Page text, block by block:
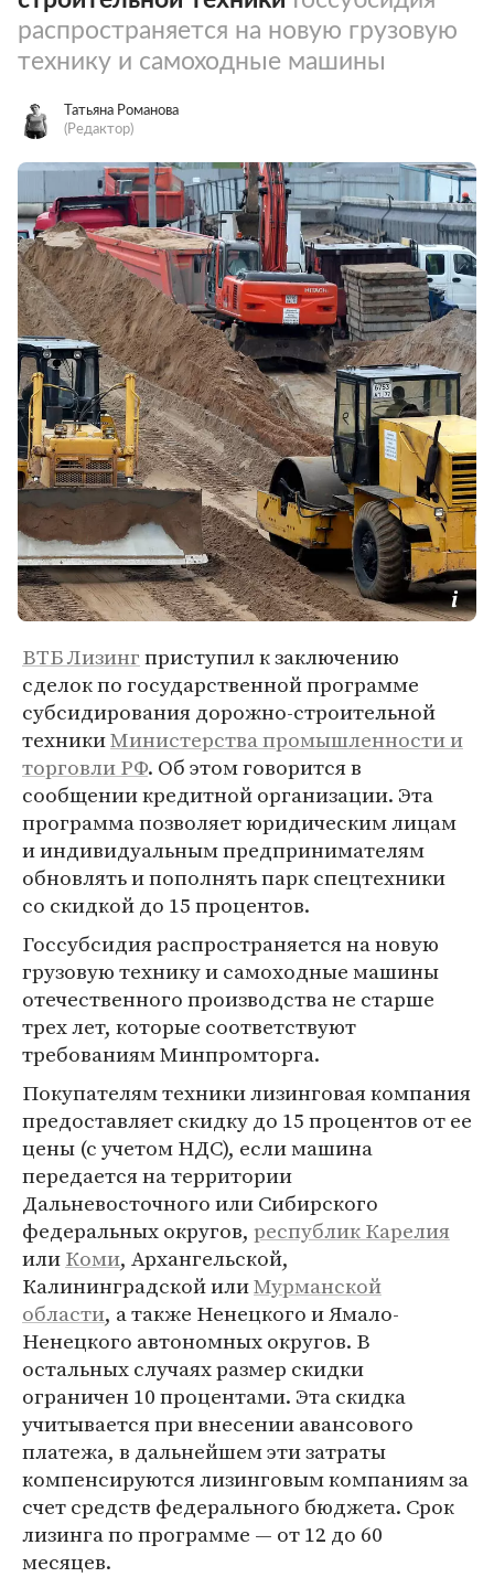
распространяется на новую грузовую
технику и самоходные машины
Татьяна Романова
(Редактор)
ВТБ Лизингприступил к заключению
сделок по государственной программе
субсидирования дорожно-строительной
техникиМинистерства промышленности и
торговли РФ. Об этом говорится в
сообщении кредитной организации. Эта
программа позволяет юридическим лицам
и индивидуальным предпринимателям
обновлять и пополнять парк спецтехники
со скидкой до 15 процентов.
Госсубсидия распространяется на новую
грузовую технику и самоходные машины
отечественного производства не старше
трех лет, которые соответствуют
требованиям Минпромторга.
Покупателям техники лизинговая компания
предоставляет скидку до 15 процентов от ее
цены (с учетом НДС), если машина
передается на территории
Дальневосточного или Сибирского
федеральных округов, республик Карелия
илиКоми, Архангельской,
Калининградской илиМурманской
области, а также Ненецкого и Ямало-
Ненецкого автономных округов. В
остальных случаях размер скидки
ограничен 10 процентами. Эта скидка
учитывается при внесении авансового
платежа, в дальнейшем эти затраты
компенсируются лизинговым компаниям за
счет средств федерального бюджета. Срок
лизинга по программе — от 12 до 60
месяцев.